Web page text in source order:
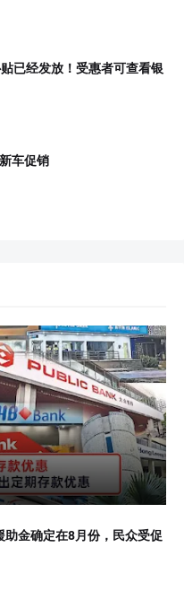
已经发放！受惠者可查看银
车促销
助金确定在8月份，民众受促